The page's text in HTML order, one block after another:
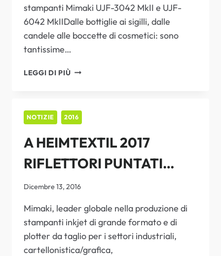
stampanti Mimaki UJF-3042 MkII e UJF-
6042 MkIIDalle bottiglie ai sigilli, dalle
candele alle boccette di cosmetici: sono
tantissime…
LEGGI DI PIÙNUOVE
STAMPA
DIRETTA
SU
OGGETTI
CILINDRICI
NOTIZIE 2016
A HEIMTEXTIL 2017
RIFLETTORI PUNTATI
SULLE NUOVE
OPPORTUNITÀ PER
TESSUTI PER INTERNI E
PRONTO MODA
Dicembre 13, 2016
Mimaki, leader globale nella produzione di
stampanti inkjet di grande formato e di
plotter da taglio per i settori industriali,
cartellonistica/grafica,